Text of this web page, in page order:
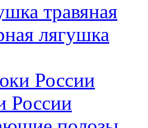
травяная
лягушка
России
России